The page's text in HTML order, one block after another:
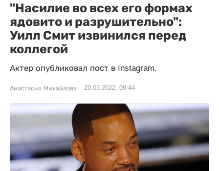
"Насилие во всех его формах
ядовито и разрушительно":
Уилл Смит извинился перед
коллегой
Актер опубликовал пост в Instagram.
Анастасия Михайлова 29.03.2022, 09:44